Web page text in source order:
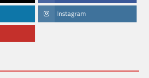
Instagram